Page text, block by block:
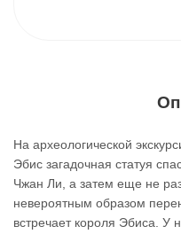
На археологической
Эбис загадочная статуя
Чжан Ли, а затем еще не
невероятным образом
встречает короля Эбиса. У